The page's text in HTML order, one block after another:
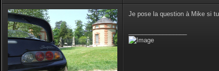
Je pose la question à Mike si